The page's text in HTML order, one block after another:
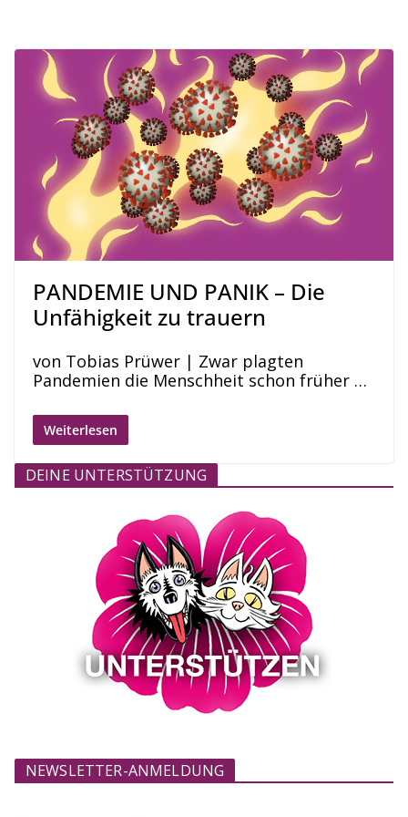
PANDEMIE UND PANIK – Die
Unfähigkeit zu trauern
von Tobias Prüwer | Zwar plagten
Pandemien die Menschheit schon früher …
Weiterlesen
DEINE UNTERSTÜTZUNG
NEWSLETTER-ANMELDUNG